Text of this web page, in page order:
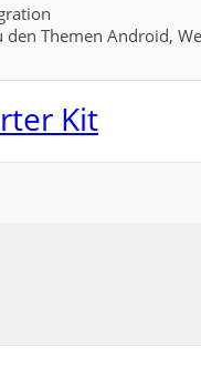
den Themen Android,